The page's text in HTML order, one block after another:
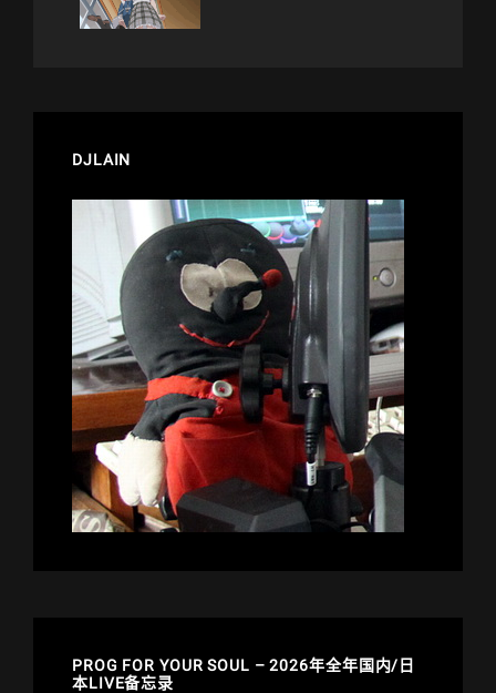
DJLAIN
PROG FOR YOUR SOUL – 2026年全年国内/日
本LIVE备忘录